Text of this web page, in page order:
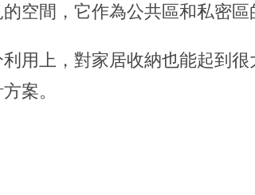
空間，它作為公共區和私密
用上，對家居收納也能起到
案。